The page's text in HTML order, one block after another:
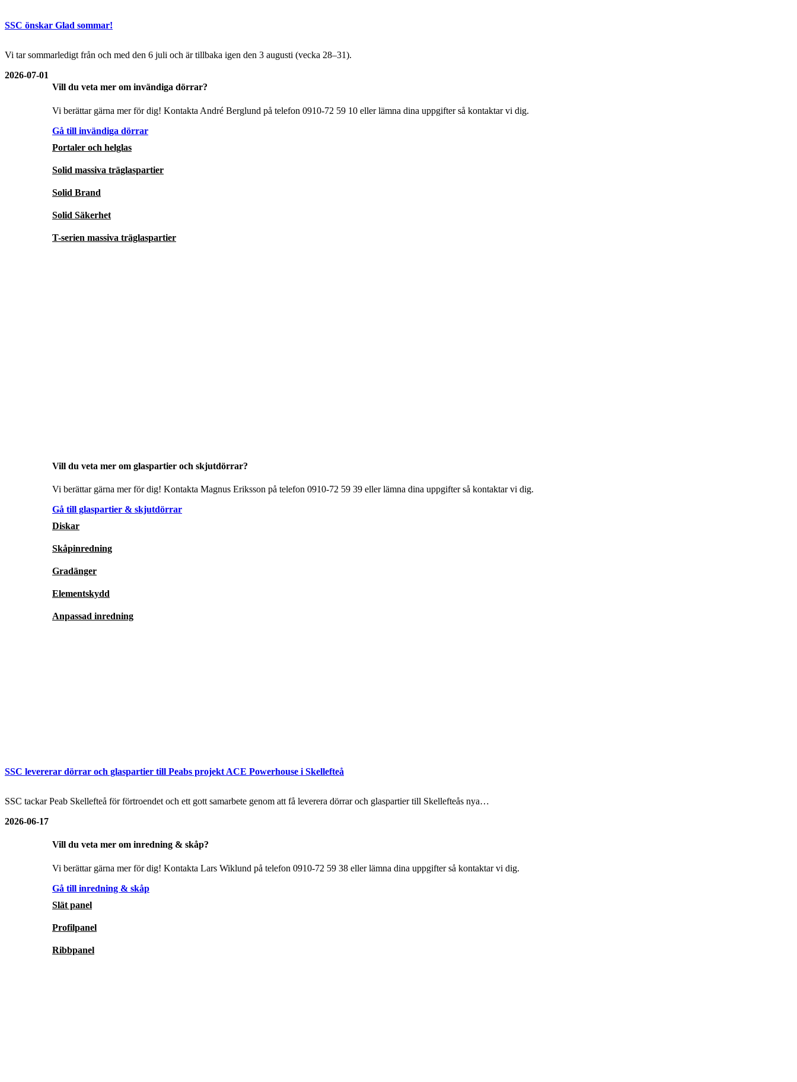
Vill du veta mer om invändiga dörrar?
Vi berättar gärna mer för dig! Kontakta André Berglund på telefon 0910-72 59 10 eller lämna dina uppgifter så kontaktar vi dig.
Gå till invändiga dörrar
Portaler och helglas
Solid massiva träglaspartier
Solid Brand
Solid Säkerhet
T-serien massiva träglaspartier
Vill du veta mer om glaspartier och skjutdörrar?
Vi berättar gärna mer för dig! Kontakta Magnus Eriksson på telefon 0910-72 59 39 eller lämna dina uppgifter så kontaktar vi dig.
Gå till glaspartier & skjutdörrar
Diskar
Skåpinredning
Gradänger
Elementskydd
Anpassad inredning
Vill du veta mer om inredning & skåp?
Vi berättar gärna mer för dig! Kontakta Lars Wiklund på telefon 0910-72 59 38 eller lämna dina uppgifter så kontaktar vi dig.
Gå till inredning & skåp
Slät panel
Profilpanel
Ribbpanel
SSC önskar Glad sommar!
Vi tar sommarledigt från och med den 6 juli och är tillbaka igen den 3 augusti (vecka 28–31).
2026-07-01
SSC levererar dörrar och glaspartier till Peabs projekt ACE Powerhouse i Skellefteå
SSC tackar Peab Skellefteå för förtroendet och ett gott samarbete genom att få leverera dörrar och glaspartier till Skellefteås nya…
2026-06-17